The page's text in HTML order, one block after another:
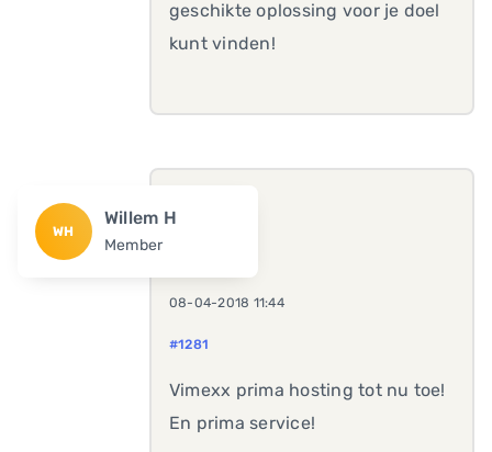
geschikte oplossing voor je doel
kunt vinden!
WH
Willem H
Member
08-04-2018 11:44
#1281
Vimexx prima hosting tot nu toe!
En prima service!